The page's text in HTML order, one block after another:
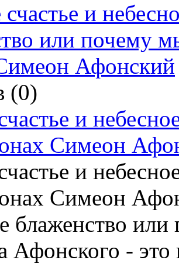
(0)
и
Симеон
и
Симеон
блаженство
Афонского - это